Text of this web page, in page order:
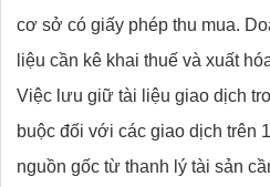
cơ sở có giấy phép thu mua.
liệu cần kê khai thuế và xuất
Việc lưu giữ tài liệu giao dịch
buộc đối với các giao dịch trên
nguồn gốc từ thanh lý tài sản